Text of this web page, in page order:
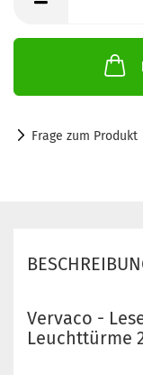
Frage zum Produkt
Vervaco -
Leuchttürme